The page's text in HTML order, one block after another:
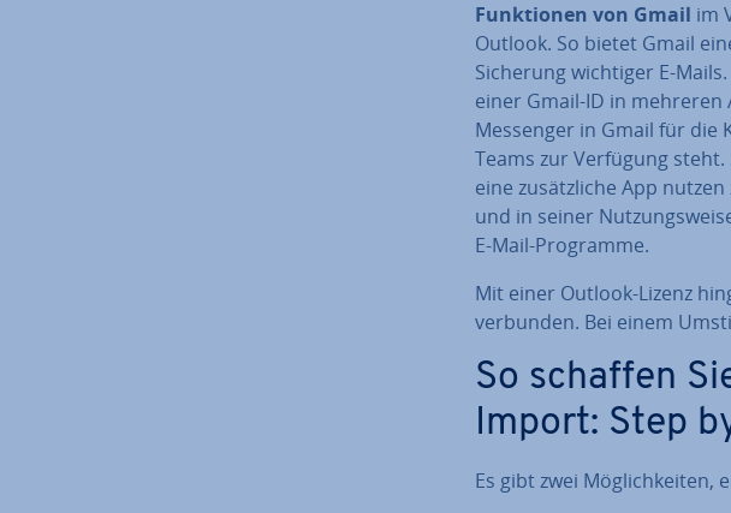
Funk­tio­nen von Gmail im
Outlook. So bietet Gmail
Sicherung wichtiger E-
einer Gmail-ID in
Messenger in Gmail für
Teams zur Verfügung
eine zu­sätz­li­che App
und in seiner
E-Mail-Programme.
Mit einer Outlook-Lizenz
verbunden. Bei einem
So schaffen
Import: Step
Es gibt zwei Mög­lich­kei­ten,